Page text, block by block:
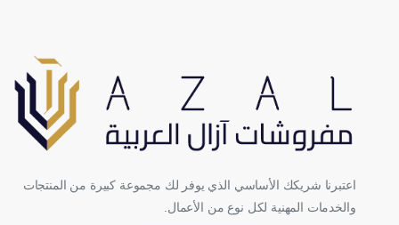
اعتبرنا شريكك الأساسي الذي يوفر لك مجموعة كبيرة من المنتجات
والخدمات المهنية لكل نوع من الأعمال.